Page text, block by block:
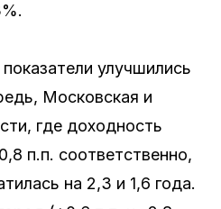
улучшились
Московская и
где доходность
п.п. соответственно,
на 2,3 и 1,6 года.